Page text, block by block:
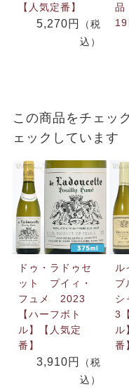
【人気定番】
5,270円
（税
込）
品
この商品をチェッ
ェックしています
ドゥ・ラドゥセ
ット プイィ・
フュメ 2023
【ハーフボト
ル】【人気定
番】
3,910円
（税
込）
ル
ブ
3
ル
番